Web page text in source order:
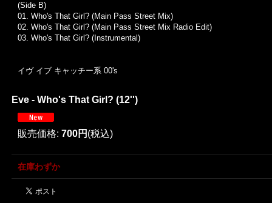
(Side B)
01. Who's That Girl? (Main Pass Street Mix)
02. Who's That Girl? (Main Pass Street Mix Radio Edit)
03. Who's That Girl? (Instrumental)
イヴ イブ キャッチー系 00's
Eve - Who's That Girl? (12'')
販売価格: 700円 (税込)
在庫わずか